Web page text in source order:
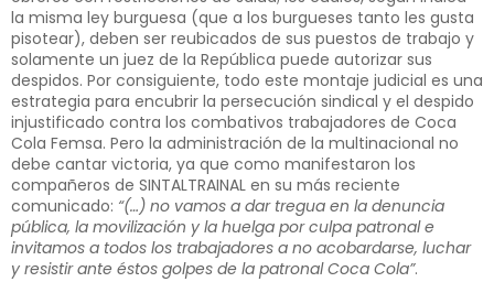
la misma ley burguesa (que a los burgueses tanto les gusta
pisotear), deben ser reubicados de sus puestos de trabajo y
solamente un juez de la República puede autorizar sus
despidos. Por consiguiente, todo este montaje judicial es una
estrategia para encubrir la persecución sindical y el despido
injustificado contra los combativos trabajadores de Coca
Cola Femsa. Pero la administración de la multinacional no
debe cantar victoria, ya que como manifestaron los
compañeros de SINTALTRAINAL en su más reciente
comunicado: “(…) no vamos a dar tregua en la denuncia
pública, la movilización y la huelga por culpa patronal e
invitamos a todos los trabajadores a no acobardarse, luchar
y resistir ante éstos golpes de la patronal Coca Cola”.